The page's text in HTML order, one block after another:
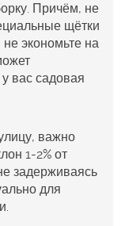
Причём, не
щётки
экономьте на
вас садовая
важно
1-2% от
задерживаясь
для